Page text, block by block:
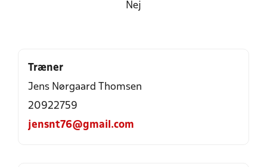
Nej
Træner
Jens Nørgaard Thomsen
20922759
jensnt76@gmail.com